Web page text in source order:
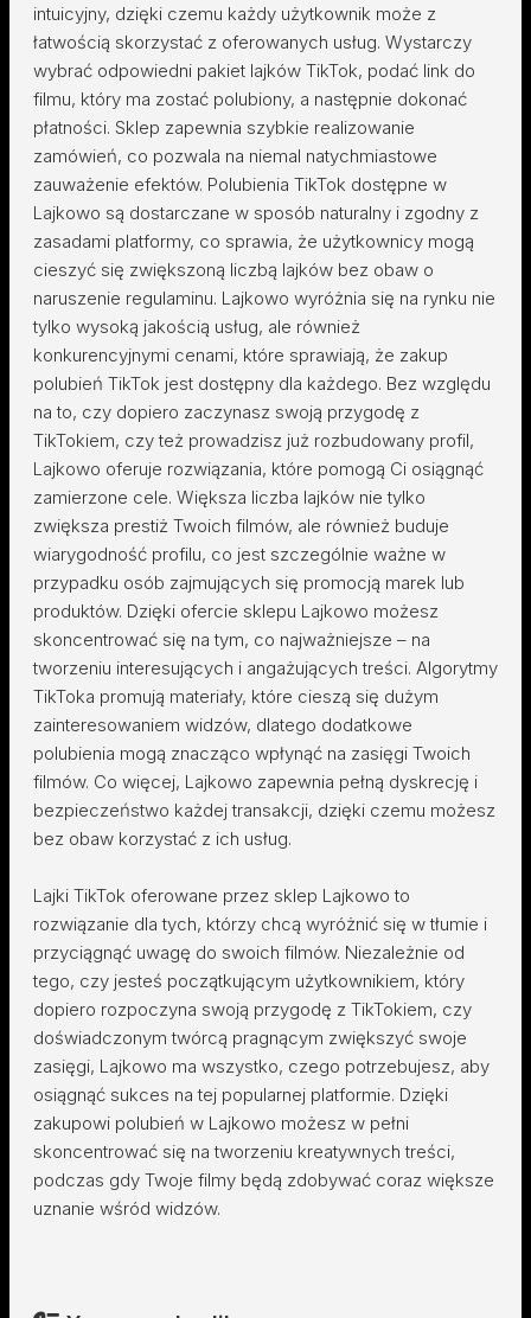
intuicyjny, dzięki czemu każdy użytkownik może z
łatwością skorzystać z oferowanych usług. Wystarczy
wybrać odpowiedni pakiet lajków TikTok, podać link do
filmu, który ma zostać polubiony, a następnie dokonać
płatności. Sklep zapewnia szybkie realizowanie
zamówień, co pozwala na niemal natychmiastowe
zauważenie efektów. Polubienia TikTok dostępne w
Lajkowo są dostarczane w sposób naturalny i zgodny z
zasadami platformy, co sprawia, że użytkownicy mogą
cieszyć się zwiększoną liczbą lajków bez obaw o
naruszenie regulaminu. Lajkowo wyróżnia się na rynku nie
tylko wysoką jakością usług, ale również
konkurencyjnymi cenami, które sprawiają, że zakup
polubień TikTok jest dostępny dla każdego. Bez względu
na to, czy dopiero zaczynasz swoją przygodę z
TikTokiem, czy też prowadzisz już rozbudowany profil,
Lajkowo oferuje rozwiązania, które pomogą Ci osiągnąć
zamierzone cele. Większa liczba lajków nie tylko
zwiększa prestiż Twoich filmów, ale również buduje
wiarygodność profilu, co jest szczególnie ważne w
przypadku osób zajmujących się promocją marek lub
produktów. Dzięki ofercie sklepu Lajkowo możesz
skoncentrować się na tym, co najważniejsze – na
tworzeniu interesujących i angażujących treści. Algorytmy
TikToka promują materiały, które cieszą się dużym
zainteresowaniem widzów, dlatego dodatkowe
polubienia mogą znacząco wpłynąć na zasięgi Twoich
filmów. Co więcej, Lajkowo zapewnia pełną dyskrecję i
bezpieczeństwo każdej transakcji, dzięki czemu możesz
bez obaw korzystać z ich usług.
Lajki TikTok oferowane przez sklep Lajkowo to
rozwiązanie dla tych, którzy chcą wyróżnić się w tłumie i
przyciągnąć uwagę do swoich filmów. Niezależnie od
tego, czy jesteś początkującym użytkownikiem, który
dopiero rozpoczyna swoją przygodę z TikTokiem, czy
doświadczonym twórcą pragnącym zwiększyć swoje
zasięgi, Lajkowo ma wszystko, czego potrzebujesz, aby
osiągnąć sukces na tej popularnej platformie. Dzięki
zakupowi polubień w Lajkowo możesz w pełni
skoncentrować się na tworzeniu kreatywnych treści,
podczas gdy Twoje filmy będą zdobywać coraz większe
uznanie wśród widzów.